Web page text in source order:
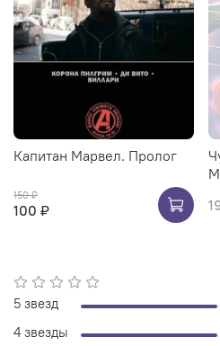
Капитан Марвел. Пролог
150 ₽
100 ₽
5 звезд
4 звезды